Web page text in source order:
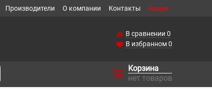
Производители О компании Контакты Акции
В сравнении 0
В избранном0
Корзина
нет товаров